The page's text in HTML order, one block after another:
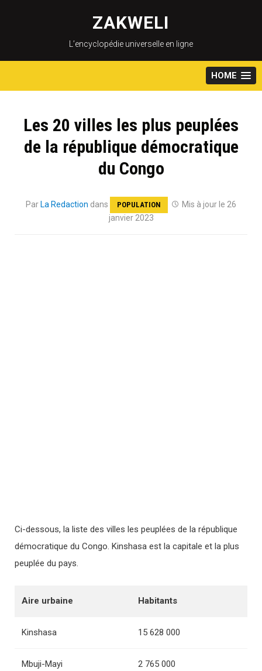
content
ZAKWELI
L’encyclopédie universelle en ligne
HOME
Les 20 villes les plus peuplées
de la république démocratique
du Congo
Par La Redaction dans POPULATION
Mis à jour le 26
janvier 2023
Ci-dessous, la liste des villes les peuplées de la république
démocratique du Congo. Kinshasa est la capitale et la plus
peuplée du pays.
Aire urbaine Habitants
Kinshasa 15 628 000
Mbuji-Mayi 2 765 000